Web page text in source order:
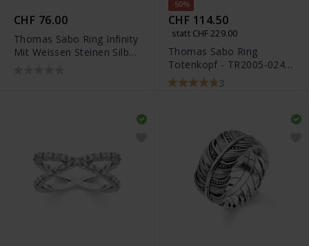
CHF 76.00
Thomas Sabo Ring Infinity
Mit Weissen Steinen Silber
-50%
CHF 114.50
statt CHF 229.00
Thomas Sabo Ring
Totenkopf - TR2005-024-
11
3